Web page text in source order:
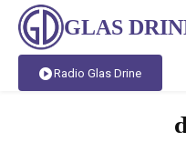
GLAS
Radio Glas Drine